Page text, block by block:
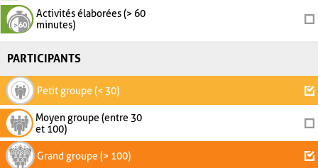
Activités élaborées (> 60
minutes)
PARTICIPANTS
Petit groupe (< 30)
Moyen groupe (entre 30
et 100)
Grand groupe (> 100)